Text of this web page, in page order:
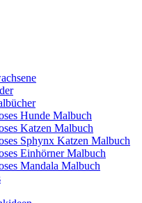
Hunde Malbuch
Katzen Malbuch
Sphynx Katzen Malbuch
Einhörner Malbuch
Mandala Malbuch